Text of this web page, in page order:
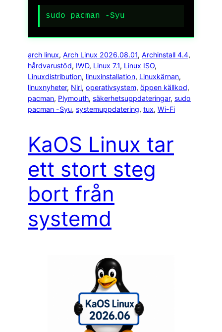
sudo pacman -Syu
arch linux, Arch Linux 2026.08.01, Archinstall 4.4
hårdvarustöd, IWD, Linux 7.1, Linux ISO
Linuxdistribution, linuxinstallation, Linuxkärnan
linuxnyheter, Niri, operativsystem, öppen källkod
pacman, Plymouth, säkerhetsuppdateringar, sudo
pacman -Syu, systemuppdatering, tux, Wi-Fi
KaOS Linux tar
ett stort steg
bort från
systemd